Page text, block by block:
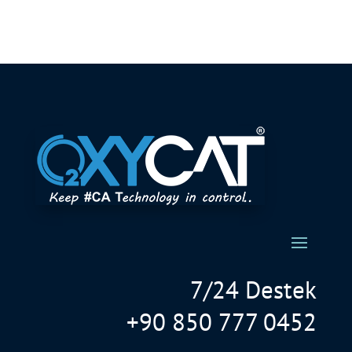
7/24 Destek
+90 850 777 0452